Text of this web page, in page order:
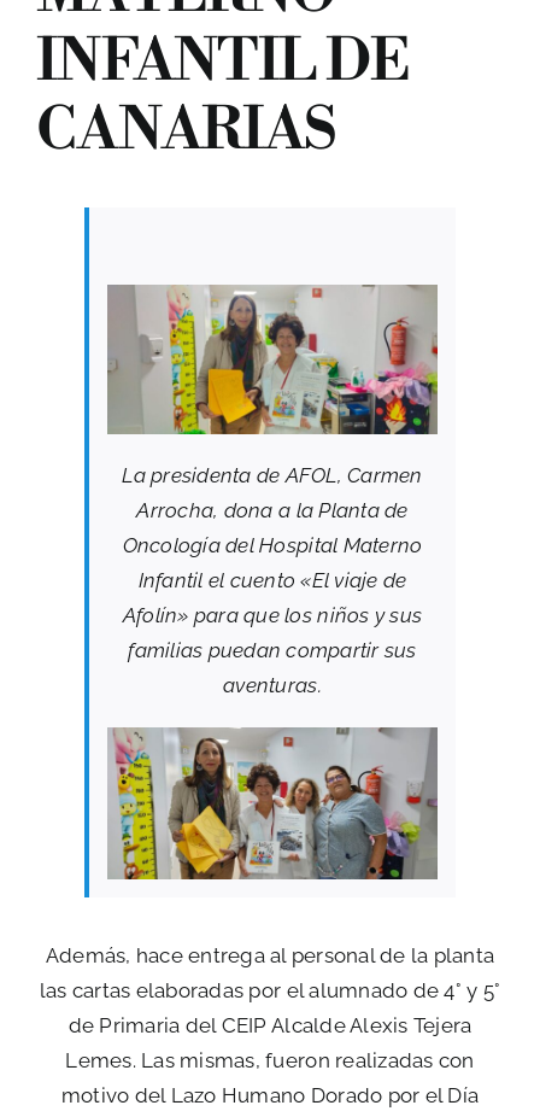
BUSCAR:
INFANTIL DE
CANARIAS
La presidenta de AFOL, Carmen
Arrocha, dona a la Planta de
Oncología del Hospital Materno
Infantil el cuento «El viaje de
Afolín» para que los niños y sus
familias puedan compartir sus
aventuras.
Además, hace entrega al personal de la planta
las cartas elaboradas por el alumnado de 4° y 5°
de Primaria del CEIP Alcalde Alexis Tejera
Lemes. Las mismas, fueron realizadas con
motivo del Lazo Humano Dorado por el Día